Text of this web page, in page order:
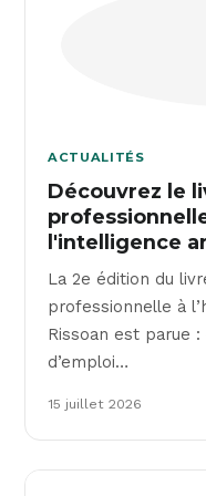
ACTUALITÉS
Découvrez le
l'intelligence
La 2e édition du
professionnelle à
Rissoan est parue
d’emploi…
15 juillet 2026